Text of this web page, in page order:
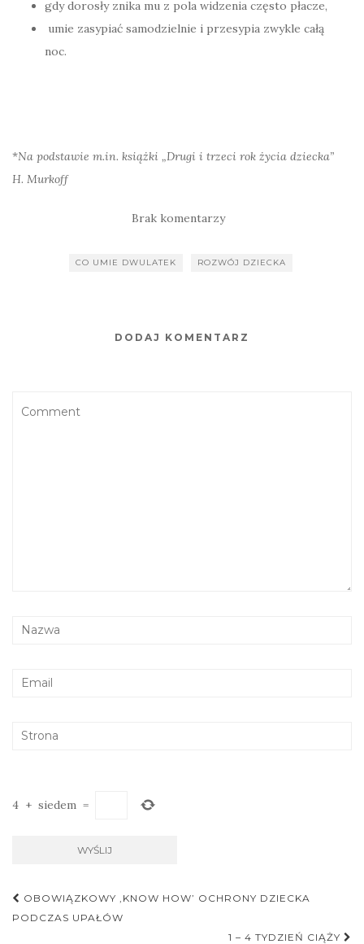
gdy dorosły znika mu z pola widzenia często płacze,
umie zasypiać samodzielnie i przesypia zwykle całą
noc.
*Na podstawie m.in. książki „Drugi i trzeci rok życia dziecka”
H. Murkoff
Brak komentarzy
CO UMIE DWULATEK ROZWÓJ DZIECKA
DODAJ KOMENTARZ
4 + siedem =
Nawigacja postu
OBOWIĄZKOWY ‚KNOW HOW’ OCHRONY DZIECKA
PODCZAS UPAŁÓW
1 – 4 TYDZIEŃ CIĄŻY